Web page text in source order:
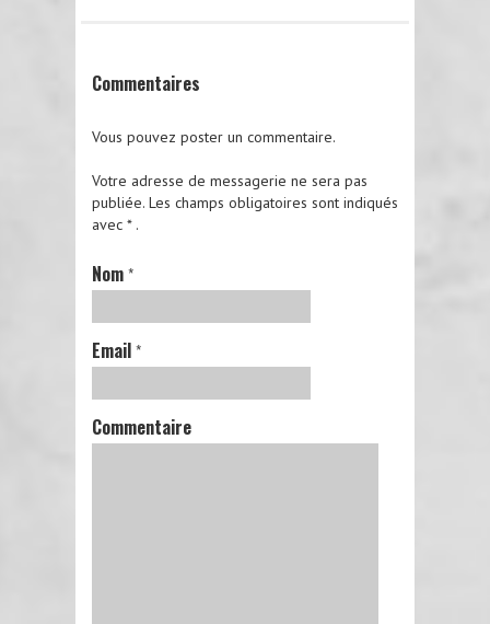
Commentaires
Vous pouvez poster un commentaire.
Votre adresse de messagerie ne sera pas
publiée. Les champs obligatoires sont indiqués
avec * .
Nom *
Email *
Commentaire